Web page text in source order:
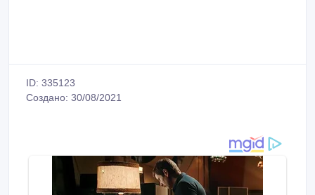
ID: 335123
Создано: 30/08/2021